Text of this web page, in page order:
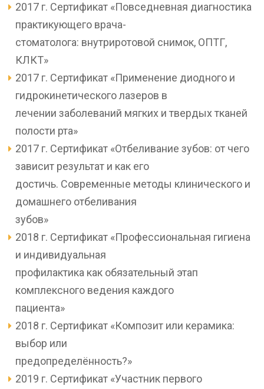
2017 г. Сертификат «Повседневная диагностика
практикующего врача-
стоматолога: внутриротовой снимок, ОПТГ,
КЛКТ»
2017 г. Сертификат «Применение диодного и
гидрокинетического лазеров в
лечении заболеваний мягких и твердых тканей
полости рта»
2017 г. Сертификат «Отбеливание зубов: от чего
зависит результат и как его
достичь. Современные методы клинического и
домашнего отбеливания
зубов»
2018 г. Сертификат «Профессиональная гигиена
и индивидуальная
профилактика как обязательный этап
комплексного ведения каждого
пациента»
2018 г. Сертификат «Композит или керамика:
выбор или
предопределённость?»
2019 г. Сертификат «Участник первого